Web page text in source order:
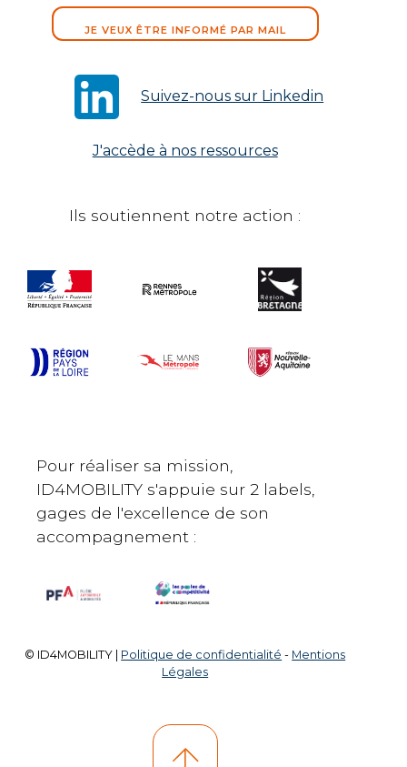
JE VEUX ÊTRE INFORMÉ PAR MAIL
Suivez-nous sur Linkedin
J'accède à nos ressources
Ils soutiennent notre action :
Pour réaliser sa mission,
ID4MOBILITY s'appuie sur 2 labels,
gages de l'excellence de son
accompagnement :
© ID4MOBILITY | Politique de confidentialité - Mentions
Légales